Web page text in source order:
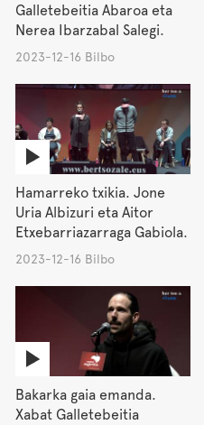
Galletebeitia Abaroa eta
Nerea Ibarzabal Salegi.
2023-12-16 Bilbo
Hamarreko txikia. Jone
Uria Albizuri eta Aitor
Etxebarriazarraga Gabiola.
2023-12-16 Bilbo
Bakarka gaia emanda.
Xabat Galletebeitia